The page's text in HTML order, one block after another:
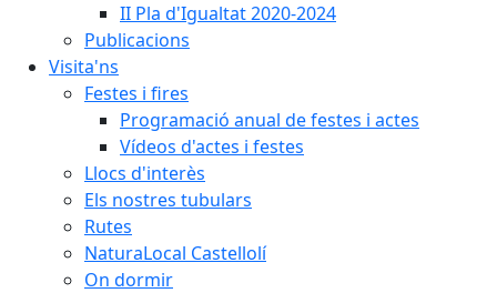
II Pla d'Igualtat 2020-2024
Publicacions
Visita'ns
Festes i fires
Programació anual de festes i actes
Vídeos d'actes i festes
Llocs d'interès
Els nostres tubulars
Rutes
NaturaLocal Castellolí
On dormir